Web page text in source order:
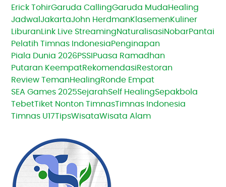
Erick TohirGaruda CallingGaruda MudaHealing
JadwalJakartaJohn HerdmanKlasemenKuliner
Liburan Link Live StreamingNaturalisasiNobarPantai
Pelatih Timnas IndonesiaPenginapan
Piala Dunia 2026PSSI Puasa Ramadhan
Putaran KeempatRekomendasiRestoran
Review TemanHealingRonde Empat
SEA Games 2025SejarahSelf HealingSepakbola
TebetTiket Nonton TimnasTimnas Indonesia
Timnas U17TipsWisataWisata Alam